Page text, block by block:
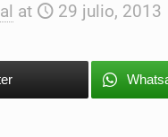
at 29 julio, 2013